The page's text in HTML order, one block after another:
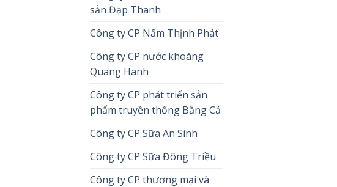
sản Đạp Thanh
Công ty CP Nấm Thịnh Phát
Công ty CP nước khoáng
Quang Hanh
Công ty CP phát triển sản
phẩm truyền thống Bằng Cả
Công ty CP Sữa An Sinh
Công ty CP Sữa Đông Triều
Công ty CP thương mại và